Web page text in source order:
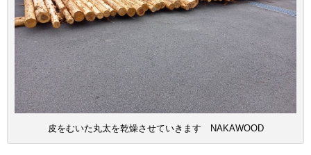
皮をむいた丸太を乾燥させていきます NAKAWOOD